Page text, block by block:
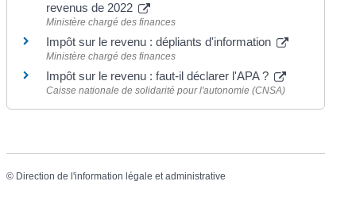
revenus de 2022
Ministère chargé des finances
Impôt sur le revenu : dépliants d'information
Ministère chargé des finances
Impôt sur le revenu : faut-il déclarer l'APA ?
Caisse nationale de solidarité pour l'autonomie (CNSA)
© Direction de l'information légale et administrative